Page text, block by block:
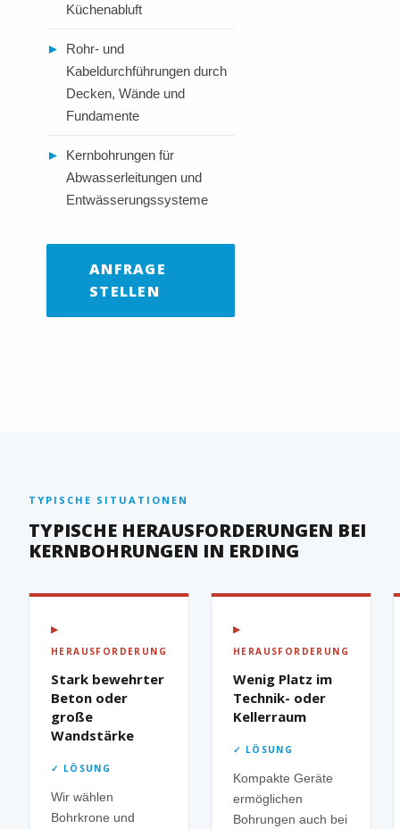
Küchenabluft
►
Rohr- und
Kabeldurchführungen durch
Decken, Wände und
Fundamente
►
Kernbohrungen für
Abwasserleitungen und
Entwässerungssysteme
ANFRAGE
STELLEN
TYPISCHE SITUATIONEN
TYPISCHE HERAUSFORDERUNGEN BEI
KERNBOHRUNGEN IN ERDING
▶
HERAUSFORDERUNG
Stark bewehrter
Beton oder
große
Wandstärke
✓ LÖSUNG
Wir wählen
Bohrkrone und
▶
HERAUSFORDERUNG
Wenig Platz im
Technik- oder
Kellerraum
✓ LÖSUNG
Kompakte Geräte
ermöglichen
Bohrungen auch bei